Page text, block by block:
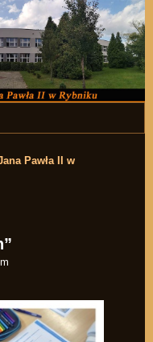
do zawartości
Pawła II w